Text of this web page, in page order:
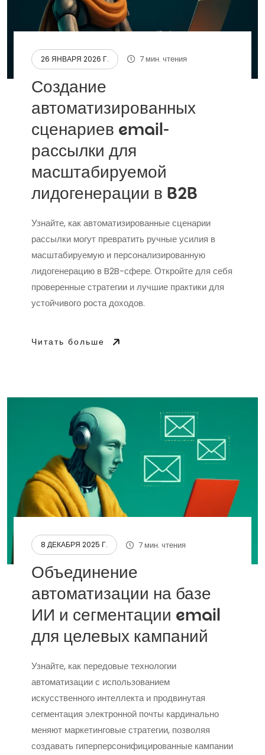
26 ЯНВАРЯ 2026 Г. 7 мин. чтения
Создание
автоматизированных
сценариев email-
рассылки для
масштабируемой
лидогенерации в B2B
Узнайте, как автоматизированные сценарии
рассылки могут превратить ручные усилия в
масштабируемую и персонализированную
лидогенерацию в B2B-сфере. Откройте для себя
проверенные стратегии и лучшие практики для
устойчивого роста доходов.
Читать больше
8 ДЕКАБРЯ 2025 Г. 7 мин. чтения
Объединение
автоматизации на базе
ИИ и сегментации email
для целевых кампаний
Узнайте, как передовые технологии
автоматизации с использованием
искусственного интеллекта и продвинутая
сегментация электронной почты кардинально
меняют маркетинговые стратегии, позволяя
создавать гиперперсонифицированные кампании